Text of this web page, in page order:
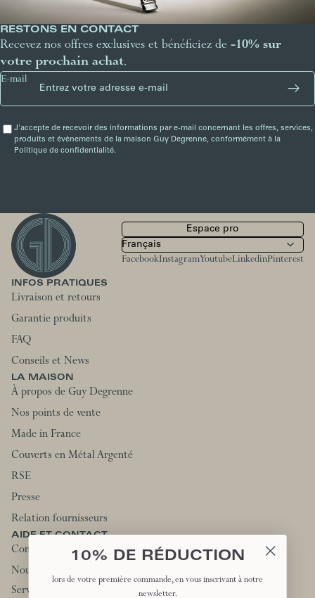
RESTONS EN CONTACT
Recevez nos offres exclusives et bénéficiez de -10% sur
votre prochain achat.
E-mail
J'accepte de recevoir des informations par e-mail concernant les offres, services,
produits et événements de la maison Guy Degrenne, conformément à la
Politique de confidentialité.
Espace pro
FacebookInstagramYoutubeLinkedinPinterest
INFOS PRATIQUES
Livraison et retours
Garantie produits
FAQ
Conseils et News
LA MAISON
À propos de Guy Degrenne
Nos points de vente
Made in France
Couverts en Métal Argenté
RSE
Presse
Relation fournisseurs
AIDE ET CONTACT
Contactez-nous
Nous rejoindre
Service client:
10% DE RÉDUCTION
lors de votre première commande, en vous inscrivant à notre
newsletter.